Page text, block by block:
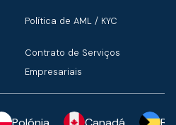
Política de AML / KYC
Contrato de Serviços
Empresariais